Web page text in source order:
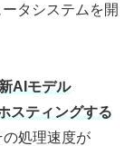
タシステムを開
AIモデル
スティングする
の処理速度が